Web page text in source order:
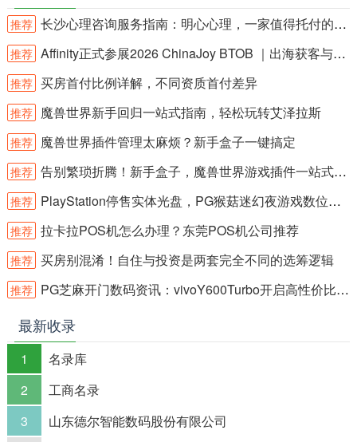
推荐 长沙心理咨询服务指南：明心心理，一家值得托付的专业机构
推荐 Affinity正式参展2026 ChinaJoy BTOB ｜出海获客与流量变现，在W4H20
推荐 买房首付比例详解，不同资质首付差异
推荐 魔兽世界新手回归一站式指南，轻松玩转艾泽拉斯
推荐 魔兽世界插件管理太麻烦？新手盒子一键搞定
推荐 告别繁琐折腾！新手盒子，魔兽世界游戏插件一站式管理神器
推荐 PlayStation停售实体光盘，PG猴菇迷幻夜游戏数位转型引热议
推荐 拉卡拉POS机怎么办理？东莞POS机公司推荐
推荐 买房别混淆！自住与投资是两套完全不同的选筹逻辑
推荐 PG芝麻开门数码资讯：vivoY600Turbo开启高性价比新体验
最新收录
1
名录库
2
工商名录
3
山东德尔智能数码股份有限公司